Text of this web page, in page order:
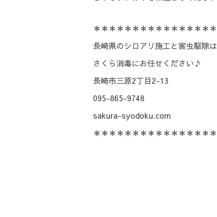
＊＊＊＊＊＊＊＊＊＊＊＊＊＊＊＊
長崎県のシロアリ施工と害虫駆除は
さくら消毒にお任せください♪
長崎市三原2丁目2-13
095-865-9748
sakura-syodoku.com
＊＊＊＊＊＊＊＊＊＊＊＊＊＊＊＊